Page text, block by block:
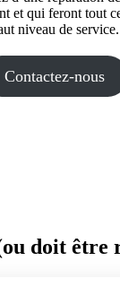
et qui feront tout
niveau de service.
Contactez-nous
doit être